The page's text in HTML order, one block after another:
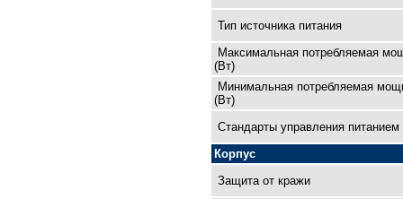
Тип источника питания
Максимальная потребляемая
(Вт)
Минимальная потребляемая
(Вт)
Cтандарты управления питанием
Корпус
Защита от кражи